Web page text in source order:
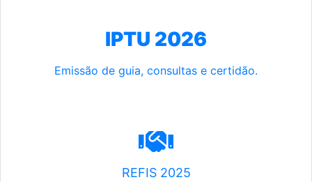
IPTU 2026
Emissão de guia, consultas e certidão.
REFIS 2025